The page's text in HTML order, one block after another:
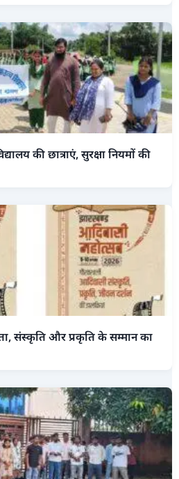
की छात्राएं, सुरक्षा नियमों की
संस्कृति और प्रकृति के सम्मान का